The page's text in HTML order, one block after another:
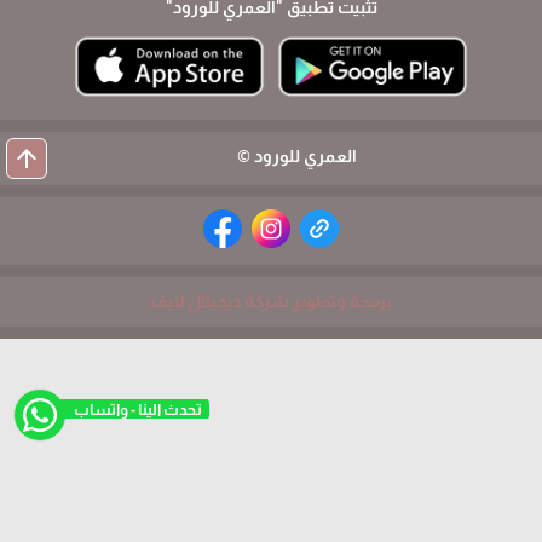
تحدث الينا - واتساب
تثبيت تطبيق "العمري للورود"
العمري للورود © arrow_upward
برمجة وتطوير شركة ديجيتال لايف